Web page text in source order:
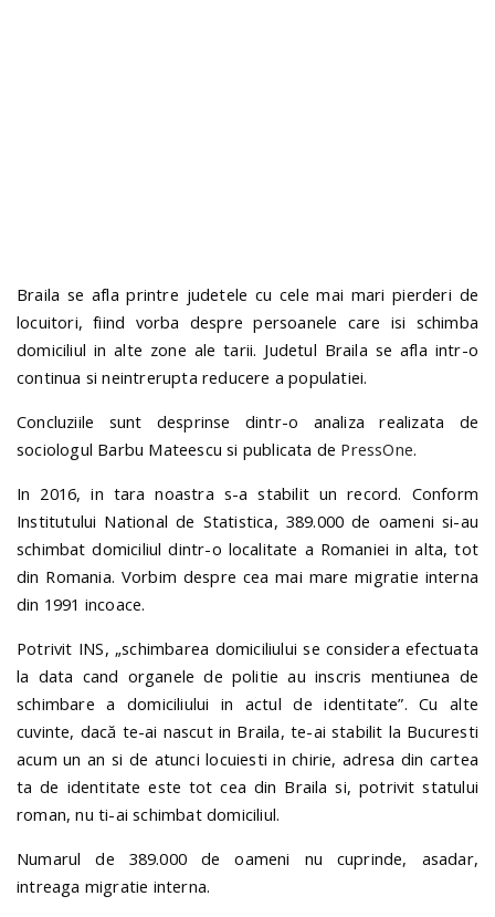
Braila se afla printre judetele cu cele mai mari pierderi de
locuitori, fiind vorba despre persoanele care isi schimba
domiciliul in alte zone ale tarii. Judetul Braila se afla intr-o
continua si neintrerupta reducere a populatiei.
Concluziile sunt desprinse dintr-o analiza realizata de
sociologul Barbu Mateescu si publicata de PressOne.
In 2016, in tara noastra s-a stabilit un record. Conform
Institutului National de Statistica, 389.000 de oameni si-au
schimbat domiciliul dintr-o localitate a Romaniei in alta, tot
din Romania. Vorbim despre cea mai mare migratie interna
din 1991 incoace.
Potrivit INS, „schimbarea domiciliului se considera efectuata
la data cand organele de politie au inscris mentiunea de
schimbare a domiciliului in actul de identitate”. Cu alte
cuvinte, dacă te-ai nascut in Braila, te-ai stabilit la Bucuresti
acum un an si de atunci locuiesti in chirie, adresa din cartea
ta de identitate este tot cea din Braila si, potrivit statului
roman, nu ti-ai schimbat domiciliul.
Numarul de 389.000 de oameni nu cuprinde, asadar,
intreaga migratie interna.